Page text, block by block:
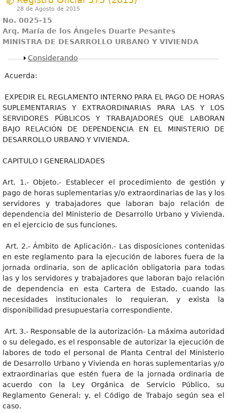
28 de Agosto de 2015
No. 0025-15
Arq. María de los Ángeles Duarte Pesantes
MINISTRA DE DESARROLLO URBANO Y VIVIENDA
Mostrar
Considerando
Acuerda:
EXPEDIR EL REGLAMENTO INTERNO PARA EL PAGO DE HORAS
SUPLEMENTARIAS Y EXTRAORDINARIAS PARA LAS Y LOS
SERVIDORES PÜBLICOS Y TRABAJADORES QUE LABORAN
BAJO RELACIÓN DE DEPENDENCIA EN EL MINISTERIO DE
DESARROLLO URBANO Y VIVIENDA.
CAPITULO I GENERALIDADES
Art. 1.- Objeto.- Establecer el procedimiento de gestión y
pago de horas suplementarias y/o extraordinarias de las y los
servidores y trabajadores que laboran bajo relación de
dependencia del Ministerio de Desarrollo Urbano y Vivienda,
en el ejercicio de sus funciones.
Art. 2.- Ámbito de Aplicación.- Las disposiciones contenidas
en este reglamento para la ejecución de labores fuera de la
jornada ordinaria, son de aplicación obligatoria para todas
las y los servidores y trabajadores que laboran bajo relación
de dependencia en esta Cartera de Estado, cuando las
necesidades institucionales lo requieran, y exista la
disponibilidad presupuestaria correspondiente.
Art. 3.- Responsable de la autorización- La máxima autoridad
o su delegado, es el responsable de autorizar la ejecución de
labores de todo el personal de Planta Central del Ministerio
de Desarrollo Urbano y Vivienda en horas suplementarias y/o
extraordinarias que estén fuera de la jornada ordinaria de
acuerdo con la Ley Orgánica de Servicio Público, su
Reglamento General; y, el Código de Trabajo según sea el
caso.